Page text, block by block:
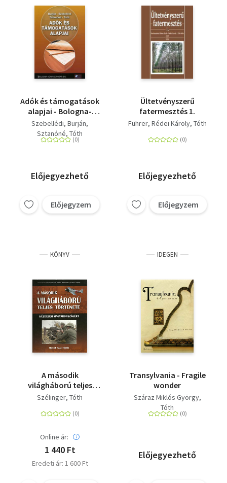
Adók és támogatások
alapjai - Bologna-
könyvsorozat (BA)
Szebellédi Burján
Sztanóné Tóth
Előjegyezhető
Előjegyzem
Ültetvényszerű
fatermesztés 1.
Führer Rédei Károly Tóth
Előjegyezhető
Előjegyzem
KÖNYV
A második
világháború teljes
története 18. -
Magyarországért
Szélinger Tóth
Online ár:
1 440 Ft
Eredeti ár: 1 600 Ft
IDEGEN
Transylvania - Fragile
wonder
Száraz Miklós György
Tóth
Előjegyezhető